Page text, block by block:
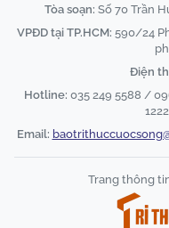
Tòa soạn: Số 70 Trần
VPĐD tại TP.HCM: 590/24
Điện
Hotline: 035 249 5588 /
Email:
Trang thông